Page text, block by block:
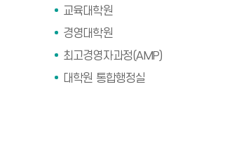
교육대학원
경영대학원
최고경영자과정(AMP)
대학원 통합행정실